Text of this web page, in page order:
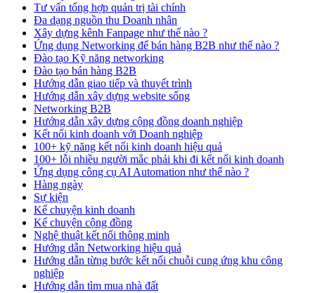
Tư vấn tổng hợp quản trị tài chính
Đa dạng nguồn thu Doanh nhân
Xây dựng kênh Fanpage như thế nào ?
Ứng dụng Networking để bán hàng B2B như thế nào ?
Đào tạo Kỹ năng networking
Đào tạo bán hàng B2B
Hướng dẫn giao tiếp và thuyết trình
Hướng dẫn xây dựng website sống
Networking B2B
Hướng dẫn xây dựng cộng đồng doanh nghiệp
Kết nối kinh doanh với Doanh nghiệp
100+ kỹ năng kết nối kinh doanh hiệu quả
100+ lỗi nhiều người mắc phải khi đi kết nối kinh doanh
Ứng dụng công cụ AI Automation như thế nào ?
Hàng ngày
Sự kiện
Kể chuyện kinh doanh
Kể chuyện cộng đồng
Nghệ thuật kết nối thông minh
Hướng dẫn Networking hiệu quả
Hướng dẫn từng bước kết nối chuỗi cung ứng khu công
nghiệp
Hướng dẫn tìm mua nhà đất